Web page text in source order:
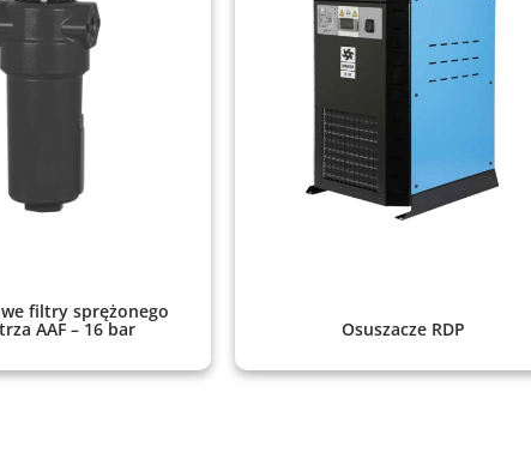
filtry sprężonego
AAF – 16 bar Osuszacze RDP